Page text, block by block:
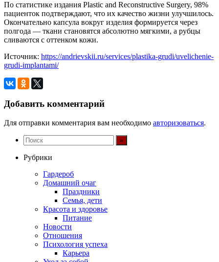
По статистике издания Plastic and Reconstructive Surgery, 98%
пациенток подтверждают, что их качество жизни улучшилось.
Окончательно капсула вокруг изделия формируется через
полгода — ткани становятся абсолютно мягкими, а рубцы
сливаются с оттенком кожи.
Источник: https://andrievskii.ru/services/plastika-grudi/uvelichenie-
grudi-implantami/
Добавить комментарий
Для отправки комментария вам необходимо авторизоваться.
Рубрики
Гардероб
Домашний очаг
Праздники
Семья, дети
Красота и здоровье
Питание
Новости
Отношения
Психология успеха
Карьера